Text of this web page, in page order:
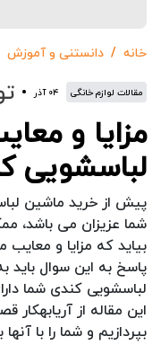
خانه دانستنی و آموزش
مقالات لوازم خانگی ۰۴ آذر
مزایا و
لباسشویی
پیش از خرید ماشین
شما عزیزان می باشد،
بیاید که مزایا و
پاسخ به این سوال باید
لباسشویی کندی شما
این مقاله از آریابهکار
بپردازیم و شما را با